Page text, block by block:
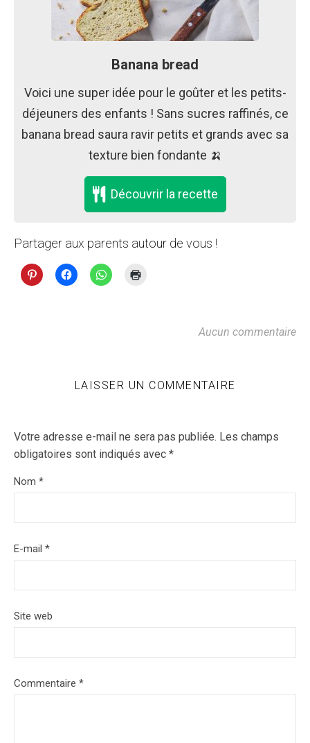
Banana bread
Voici une super idée pour le goûter et les petits-
déjeuners des enfants ! Sans sucres raffinés, ce
banana bread saura ravir petits et grands avec sa
texture bien fondante 🍌
Découvrir la recette
Partager aux parents autour de vous !
Aucun commentaire
LAISSER UN COMMENTAIRE
Votre adresse e-mail ne sera pas publiée. Les champs
obligatoires sont indiqués avec *
Nom *
E-mail *
Site web
Commentaire *